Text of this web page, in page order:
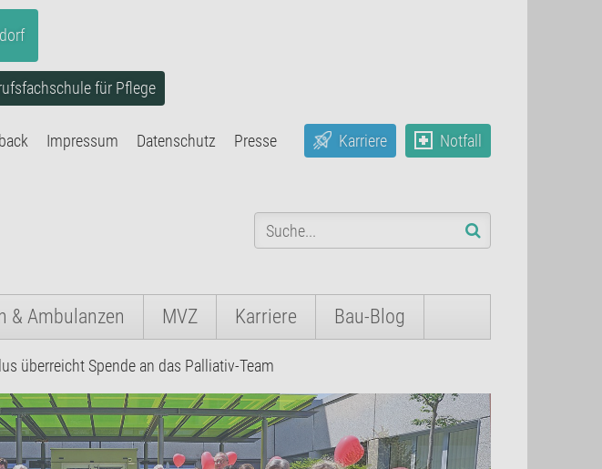
für Pflege
Impressum Datenschutz Presse Karriere Notfall
& Ambulanzen MVZ Karriere Bau-Blog
überreicht Spende an das Palliativ-Team